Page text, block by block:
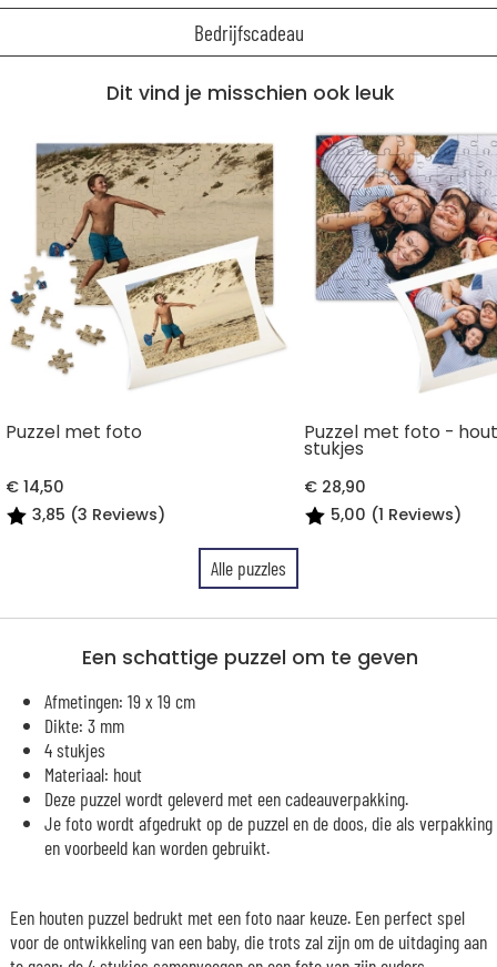
Bedrijfscadeau
Dit vind je misschien ook leuk
Puzzel met foto
€ 14,50
3,85 (3 Reviews)
Puzzel met foto -
stukjes
€ 28,90
5,00 (1 Reviews)
Alle puzzles
Een schattige puzzel om te geven
Afmetingen: 19 x 19 cm
Dikte: 3 mm
4 stukjes
Materiaal: hout
Deze puzzel wordt geleverd met een cadeauverpakking.
Je foto wordt afgedrukt op de puzzel en de doos, die als verpakking
en voorbeeld kan worden gebruikt.
Een houten puzzel bedrukt met een foto naar keuze. Een perfect spel
voor de ontwikkeling van een baby, die trots zal zijn om de uitdaging aan